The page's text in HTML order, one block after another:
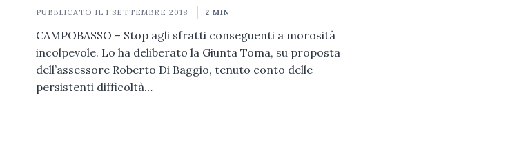
PUBBLICATO IL1 SETTEMBRE 2018 2 MIN
CAMPOBASSO – Stop agli sfratti conseguenti a morosità
incolpevole. Lo ha deliberato la Giunta Toma, su proposta
dell’assessore Roberto Di Baggio, tenuto conto delle
persistenti difficoltà…